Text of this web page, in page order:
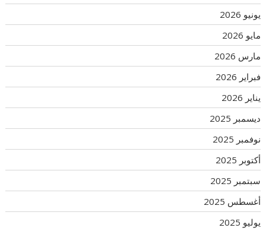
يونيو 2026
مايو 2026
مارس 2026
فبراير 2026
يناير 2026
ديسمبر 2025
نوفمبر 2025
أكتوبر 2025
سبتمبر 2025
أغسطس 2025
يوليو 2025